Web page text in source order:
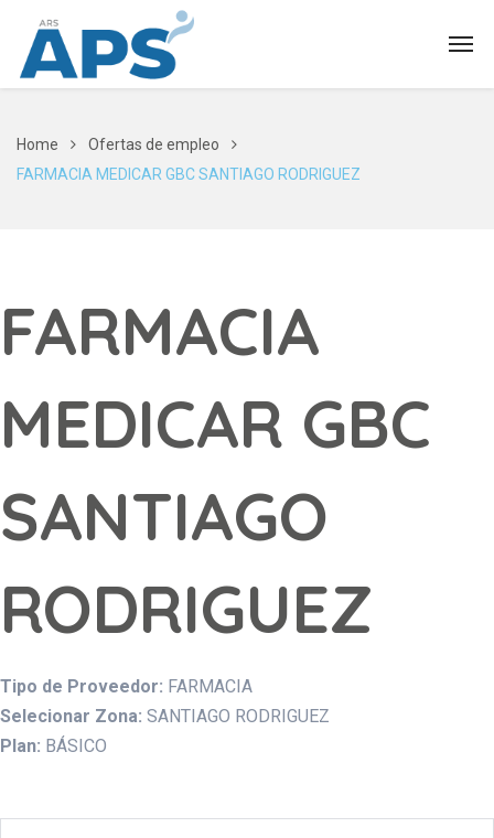
Home
Ofertas de empleo
FARMACIA MEDICAR GBC SANTIAGO RODRIGUEZ
FARMACIA
MEDICAR GBC
SANTIAGO
RODRIGUEZ
Tipo de Proveedor: FARMACIA
Selecionar Zona: SANTIAGO RODRIGUEZ
Plan: BÁSICO